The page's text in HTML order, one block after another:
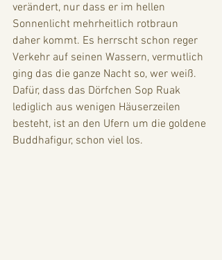
verändert, nur dass er im hellen
Sonnenlicht mehrheitlich rotbraun
daher kommt. Es herrscht schon reger
Verkehr auf seinen Wassern, vermutlich
ging das die ganze Nacht so, wer weiß.
Dafür, dass das Dörfchen Sop Ruak
lediglich aus wenigen Häuserzeilen
besteht, ist an den Ufern um die goldene
Buddhafigur, schon viel los.